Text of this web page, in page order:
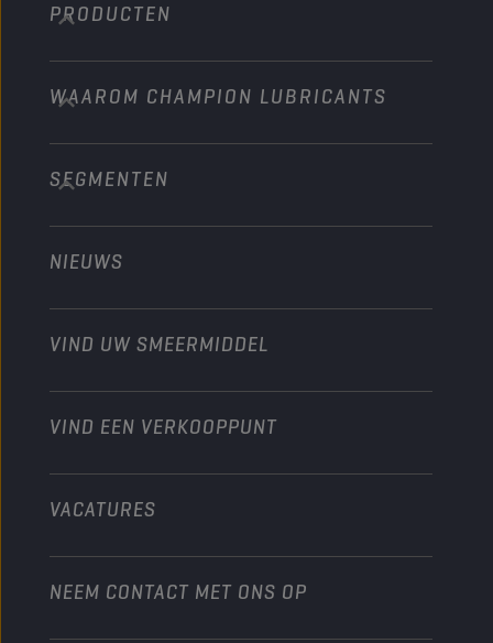
PRODUCTEN
Personenwagens
Bussen & Vrachtwagens
Bouw en mijnbouw
Moto’s & ATV
Industrie
Scheepvaart
WAAROM CHAMPION LUBRICANTS
Over ons
Technology
Ontdek onze motorsportpartners
SEGMENTEN
Personenwagens
Motorfiets
Heavy-Duty
NIEUWS
VIND UW SMEERMIDDEL
VIND EEN VERKOOPPUNT
VACATURES
NEEM CONTACT MET ONS OP